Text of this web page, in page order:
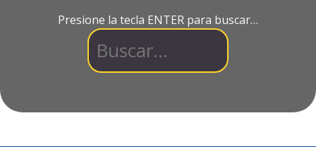
Presione la tecla ENTER para buscar…